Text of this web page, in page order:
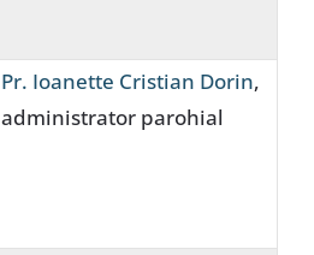
Pr. Ioanette Cristian Dorin,
administrator parohial